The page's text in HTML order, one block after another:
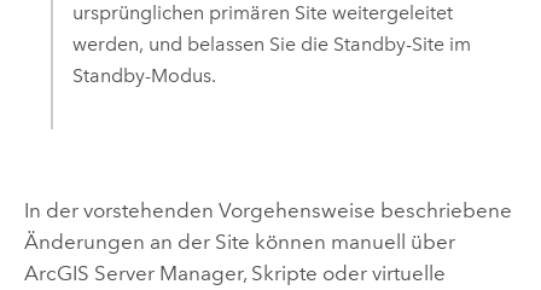
ursprünglichen primären Site weitergeleitet
werden, und belassen Sie die Standby-Site im
Standby-Modus.
In der vorstehenden Vorgehensweise beschriebene
Änderungen an der Site können manuell über
ArcGIS ServerManager, Skripte oder virtuelle